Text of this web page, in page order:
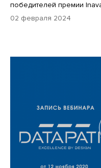
победителей премии
02 февраля 2024